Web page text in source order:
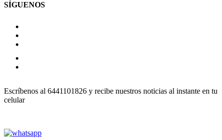
SÍGUENOS
Escríbenos al 6441101826 y recibe nuestros noticias al instante en tu
celular